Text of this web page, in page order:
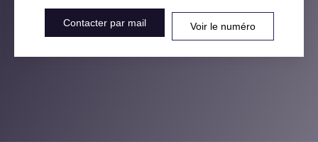
Contacter par mail Voir le numéro